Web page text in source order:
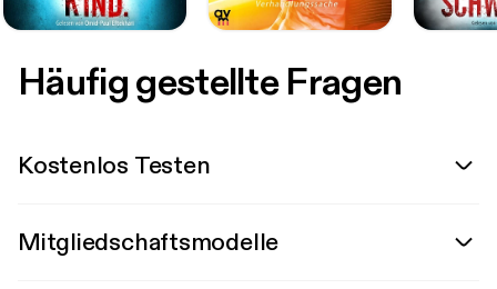
Häufig gestellte Fragen
Kostenlos Testen
Mitgliedschaftsmodelle